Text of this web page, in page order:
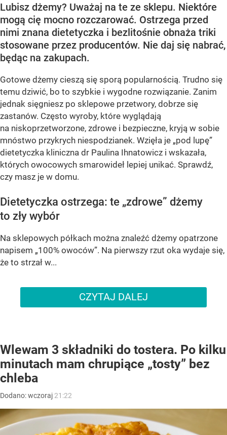
Lubisz dżemy? Uważaj na te ze sklepu. Niektóre
mogą cię mocno rozczarować. Ostrzega przed
nimi znana dietetyczka i bezlitośnie obnaża triki
stosowane przez producentów. Nie daj się nabrać,
będąc na zakupach.
Gotowe dżemy cieszą się sporą popularnością. Trudno się
temu dziwić, bo to szybkie i wygodne rozwiązanie. Zanim
jednak sięgniesz po sklepowe przetwory, dobrze się
zastanów. Często wyroby, które wyglądają
na niskoprzetworzone, zdrowe i bezpieczne, kryją w sobie
mnóstwo przykrych niespodzianek. Wzięła je „pod lupę”
dietetyczka kliniczna dr Paulina Ihnatowicz i wskazała,
których owocowych smarowideł lepiej unikać. Sprawdź,
czy masz je w domu.
Dietetyczka ostrzega: te „zdrowe” dżemy
to zły wybór
Na sklepowych półkach można znaleźć dżemy opatrzone
napisem „100% owoców”. Na pierwszy rzut oka wydaje się,
że to strzał w...
CZYTAJ DALEJ
Wlewam 3 składniki do tostera. Po kilku
minutach mam chrupiące „tosty” bez
chleba
Dodano:wczoraj 21:22